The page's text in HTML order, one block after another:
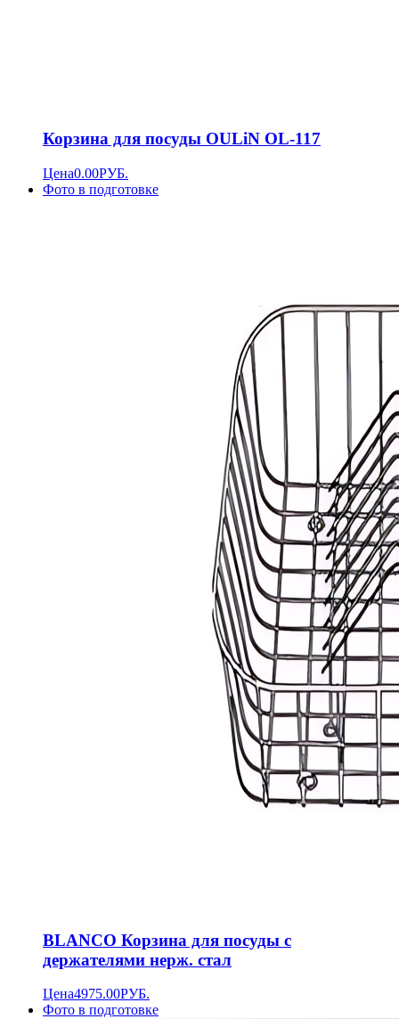
Корзина для посуды OULiN OL-117
Цена0.00РУБ.
Фото в подготовке
BLANCO Корзина для посуды с
держателями нерж. стал
Цена4975.00РУБ.
Фото в подготовке